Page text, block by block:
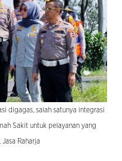
digagas, salah satunya integrasi
Sakit untuk pelayanan yang
Raharja